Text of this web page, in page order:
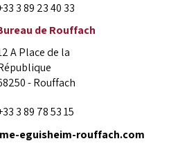
3 89 23 40 33
de Rouffach
A Place de la
- Rouffach
3 89 78 53 15
eguisheim-rouffach.com